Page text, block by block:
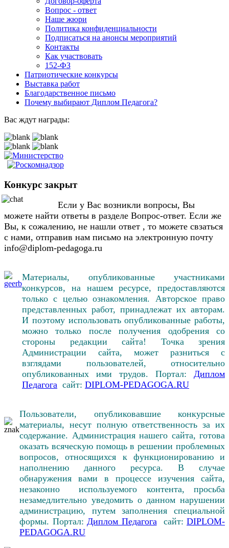
Вопрос - ответ
Наше жюри
Политика конфиденциальности
Подписаться на анонсы мероприятий
Контакты
Как участвовать
152-ФЗ
Патриотические конкурсы
Выставка работ
Благодарственное письмо
Почему выбирают Диплом Педагога?
Вас ждут награды:
Конкурс закрыт
Если у Вас возникли вопросы, Вы
можете найти ответы в разделе Вопрос-ответ. Если же
Вы, к сожалению, не нашли ответ , то можете свзаться
с нами, отправив нам письмо на электронную почту
info@diplom-pedagoga.ru
Материалы, опубликованные участниками
конкурсов, на нашем ресурсе, предоставляются
только с целью ознакомления. Авторское право
представленных работ, принадлежат их авторам.
И поэтому использовать опубликованные работы,
можно только после получения одобрения со
стороны редакции сайта! Точка зрения
Администрации сайта, может разниться с
взглядами пользователей, относительно
опубликованных ими трудов. Портал: Диплом
Педагога сайт: DIPLOM-PEDAGOGA.RU
Пользователи, опубликовавшие конкурсные
материалы, несут полную ответственность за их
содержание. Администрация нашего сайта, готова
оказать всяческую помощь в решении проблемных
вопросов, относящихся к функционированию и
наполнению данного ресурса. В случае
обнаружения вами в процессе изучения сайта,
незаконно используемого контента, просьба
незамедлительно уведомить о данном нарушении
администрацию, путем заполнения специальной
формы. Портал: Диплом Педагогасайт: DIPLOM-
PEDAGOGA.RU